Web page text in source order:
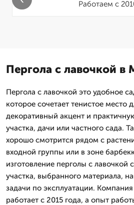
Работаем с
Пергола с лавочкой в
Пергола с лавочкой это удобное
которое сочетает тенистое место
декоративный акцент и
участка, дачи или частного сада.
хорошо смотрится рядом с
входной группы или в зоне
изготовление перголы с лавочкой
участка, выбранного материала,
задачи по эксплуатации.
работает с 2015 года, а опыт